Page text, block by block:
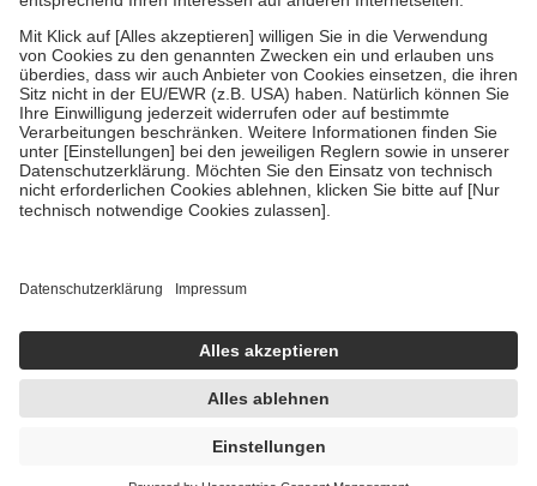
stärken und die besondere Stellung der Familie zu unterstützen,
fallenkeine Zuzahlungenan bei:
• Kindern und Jugendlichen bis zum vollendeten 18. Lebensjahr
mit Ausnahme der Fahrkosten
• Untersuchungen zur Vorsorge und Früherkennung, die von der
GKV getragen werden
• empfohlenen Schutzimpfungen
• Harn- und Blutteststreifen
getroffen, um sicherzustellen, dass es sich um echte Bewertungen
https://help.etrusted.com/hc/de/articles/4419944605341
Einige Bilder und Inhalte wurden unter Zuhilfenahme künstlicher